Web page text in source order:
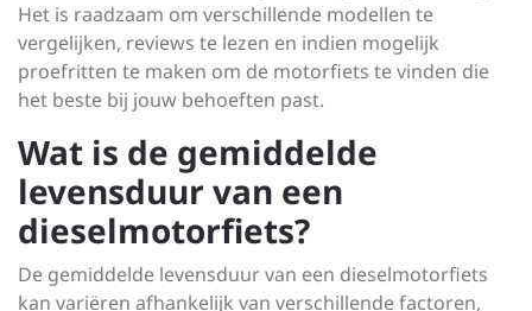
Het is raadzaam om verschillende modellen te
vergelijken, reviews te lezen en indien mogelijk
proefritten te maken om de motorfiets te vinden die
het beste bij jouw behoeften past.
Wat is de gemiddelde
levensduur van een
dieselmotorfiets?
De gemiddelde levensduur van een dieselmotorfiets
kan variëren afhankelijk van verschillende factoren,